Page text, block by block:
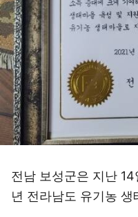
전남 보성군은 지난
년 전라남도 유기농